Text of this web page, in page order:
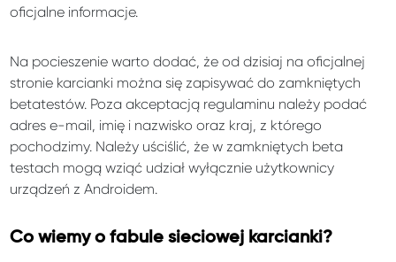
oficjalne informacje.
Na pocieszenie warto dodać, że od dzisiaj na oficjalnej
stronie karcianki można się zapisywać do zamkniętych
betatestów. Poza akceptacją regulaminu należy podać
adres e-mail, imię i nazwisko oraz kraj, z którego
pochodzimy. Należy uściślić, że w zamkniętych beta
testach mogą wziąć udział wyłącznie użytkownicy
urządzeń z Androidem.
Co wiemy o fabule sieciowej karcianki?